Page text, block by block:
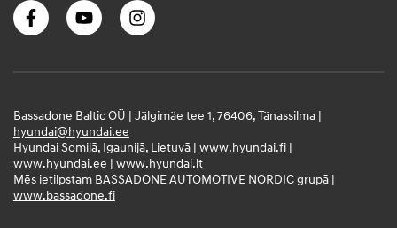
Bassadone Baltic OÜ | Jälgimäe tee 1, 76406, Tänassilma |
hyundai@hyundai.ee
Hyundai Somijā, Igaunijā, Lietuvā | www.hyundai.fi |
www.hyundai.ee | www.hyundai.lt
Mēs ietilpstam BASSADONE AUTOMOTIVE NORDIC grupā |
www.bassadone.fi